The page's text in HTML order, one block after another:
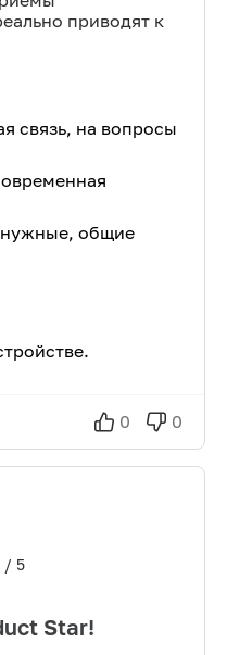
приводят к
связь, на вопросы
общие
0 0
/ 5
Star!